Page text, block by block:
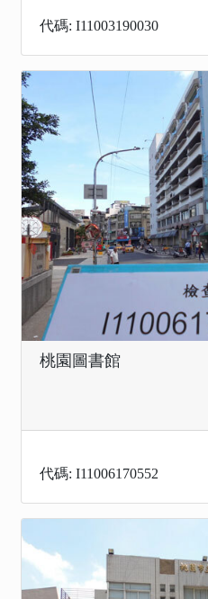
代碼: I11003190030
桃園圖書館
代碼: I11006170552